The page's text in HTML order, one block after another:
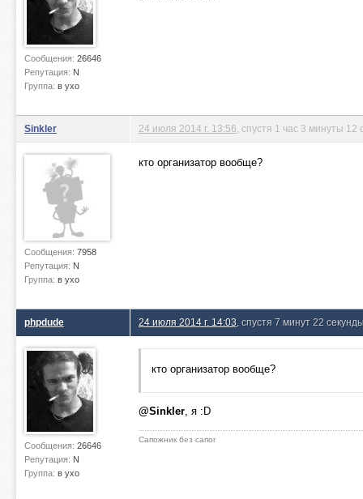
Сообщения: 26646
Репутация: N
Группа: в ухо
Sinkler
Сообщения: 7958
Репутация: N
Группа: в ухо
24 июля 2014 г. 13:56 , спустя 1 час 3 минуты 12
кто организатор вообще?
phpdude
Сообщения: 26646
Репутация: N
Группа: в ухо
24 июля 2014 г. 14:03 , спустя 7 минут 22
кто организатор вообще?
@Sinkler, я :D
Сапожник без сапог